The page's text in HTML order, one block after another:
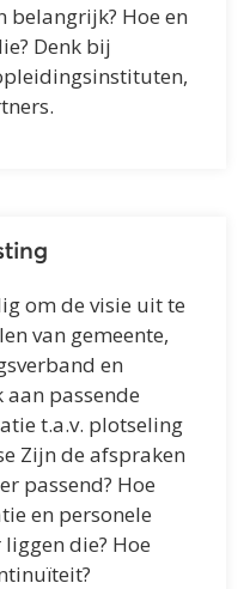
belangrijk? Hoe en
Denk bij
om de visie uit te
van gemeente,
en
aan passende
t.a.v. plotseling
Zijn de afspraken
passend? Hoe
en personele
die? Hoe